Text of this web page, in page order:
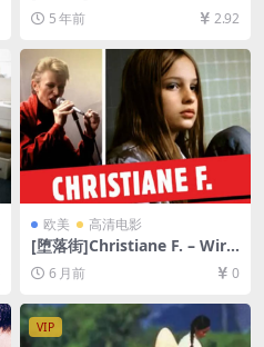
n (2005)[百度网盘+夸克网盘
资源1080P超清未删减][MP4/
7.7GB][中英字幕]【视频文件
+防和谐压缩包（含解压密
码）】
5 年前 2.92
欧美 高清电影
[堕落街]Christiane F. – Wir
Kinder vom Bahnhof Zoo
(1981)[百度网盘+夸克网盘10
80P超清未删减资源][网盘在
线播放/下载][MP4/8.5GB][中
文字幕]
6 月前 0
VIP